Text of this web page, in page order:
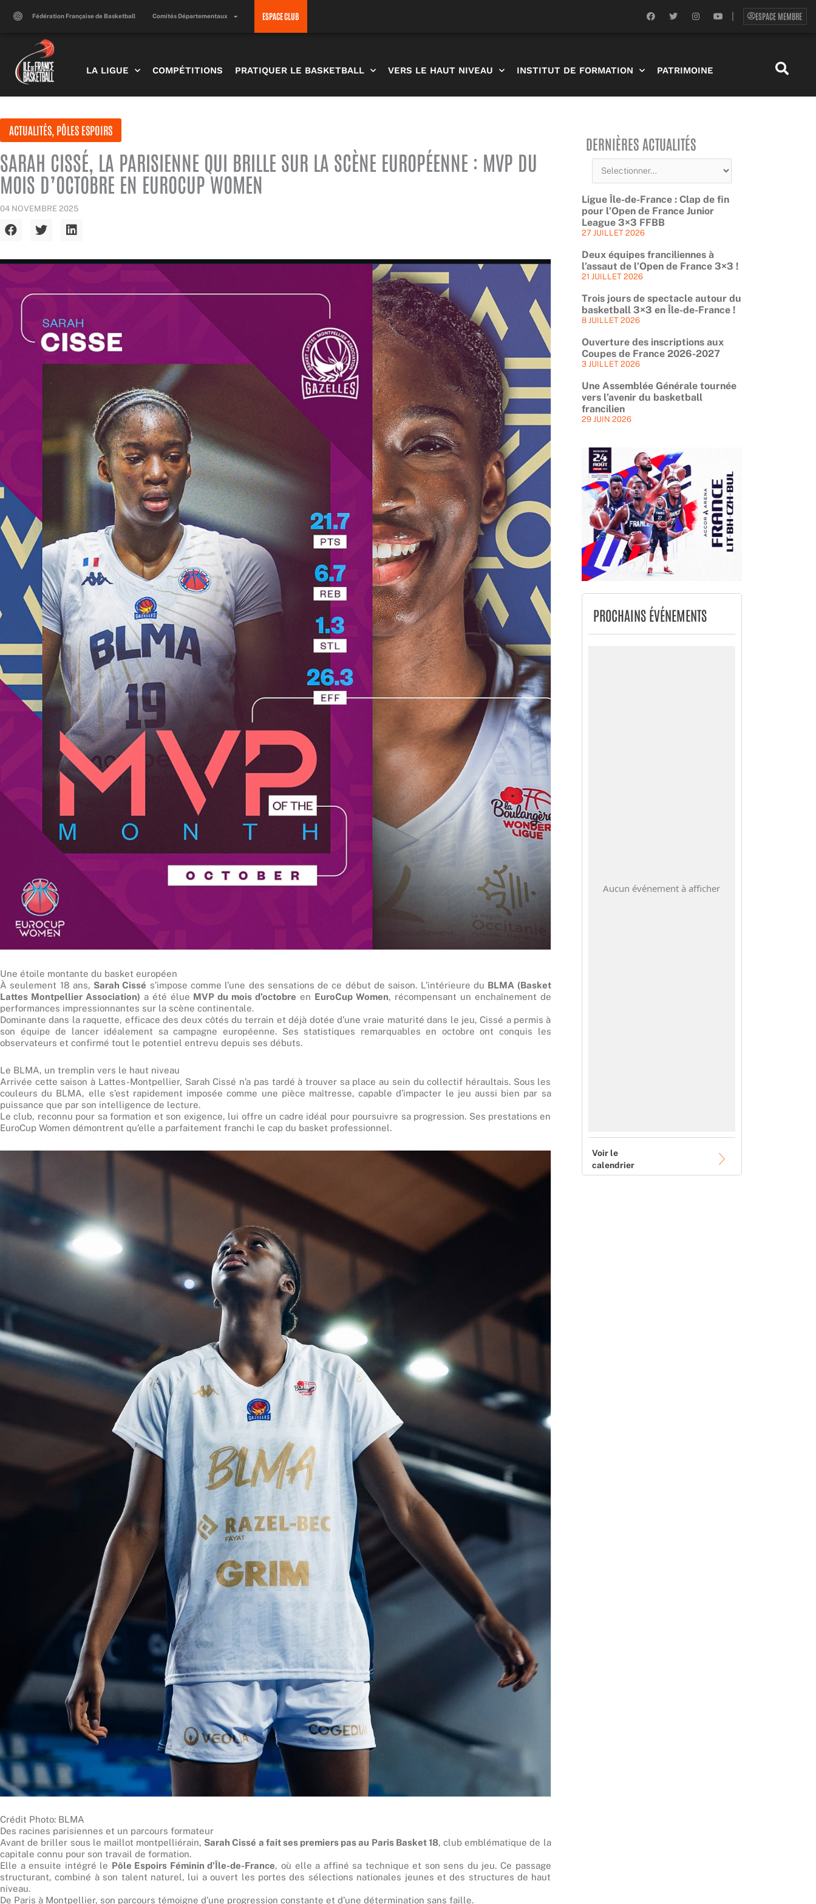
Fédération Française de Basketball Comités Départementaux ESPACE CLUB
F
a
T
w
I
n
a
Y
o
ESPACE MEMBRE
LA LIGUE COMPÉTITIONS PRATIQUER LE BASKETBALL VERS LE HAUT NIVEAU INSTITUT DE FORMATION PATRIMOINE
ACTUALITÉS PÔLES ESPOIRS
SARAH CISSÉ, LA PARISIENNE QUI BRILLE SUR LA SCÈNE EUROPÉENNE : MVP DU
MOIS D’OCTOBRE EN EUROCUP WOMEN
04 NOVEMBRE 2025
Une étoile montante du basket européen
À seulement 18 ans, Sarah Cissé s’impose comme l’une des sensations de ce début de saison. L’intérieure du BLMA (Basket
Lattes Montpellier Association) a été élue MVP du mois d’octobre en EuroCup Women, récompensant un enchaînement de
performances impressionnantes sur la scène continentale.
Dominante dans la raquette, efficace des deux côtés du terrain et déjà dotée d’une vraie maturité dans le jeu, Cissé a permis à
son équipe de lancer idéalement sa campagne européenne. Ses statistiques remarquables en octobre ont conquis les
observateurs et confirmé tout le potentiel entrevu depuis ses débuts.
Le BLMA, un tremplin vers le haut niveau
Arrivée cette saison à Lattes-Montpellier, Sarah Cissé n’a pas tardé à trouver sa place au sein du collectif héraultais. Sous les
couleurs du BLMA, elle s’est rapidement imposée comme une pièce maîtresse, capable d’impacter le jeu aussi bien par sa
puissance que par son intelligence de lecture.
Le club, reconnu pour sa formation et son exigence, lui offre un cadre idéal pour poursuivre sa progression. Ses prestations en
EuroCup Women démontrent qu’elle a parfaitement franchi le cap du basket professionnel.
Crédit Photo: BLMA
Des racines parisiennes et un parcours formateur
Avant de briller sous le maillot montpelliérain, Sarah Cissé a fait ses premiers pas au Paris Basket 18, club emblématique de la
capitale connu pour son travail de formation.
Elle a ensuite intégré le Pôle Espoirs Féminin d’Île-de-France, où elle a affiné sa technique et son sens du jeu. Ce passage
structurant, combiné à son talent naturel, lui a ouvert les portes des sélections nationales jeunes et des structures de haut
niveau.
De Paris à Montpellier, son parcours témoigne d’une progression constante et d’une détermination sans faille.
DERNIÈRES ACTUALITÉS
Ligue Île-de-France : Clap de fin
pour l’Open de France Junior
League 3×3 FFBB
27 JUILLET 2026
Deux équipes franciliennes à
l’assaut de l’Open de France 3×3 !
21 JUILLET 2026
Trois jours de spectacle autour du
basketball 3×3 en Île-de-France !
8 JUILLET 2026
Ouverture des inscriptions aux
Coupes de France 2026-2027
3 JUILLET 2026
Une Assemblée Générale tournée
vers l’avenir du basketball
francilien
29 JUIN 2026
PROCHAINS ÉVÉNEMENTS
Aucun événement à afficher
Voir le
calendrier